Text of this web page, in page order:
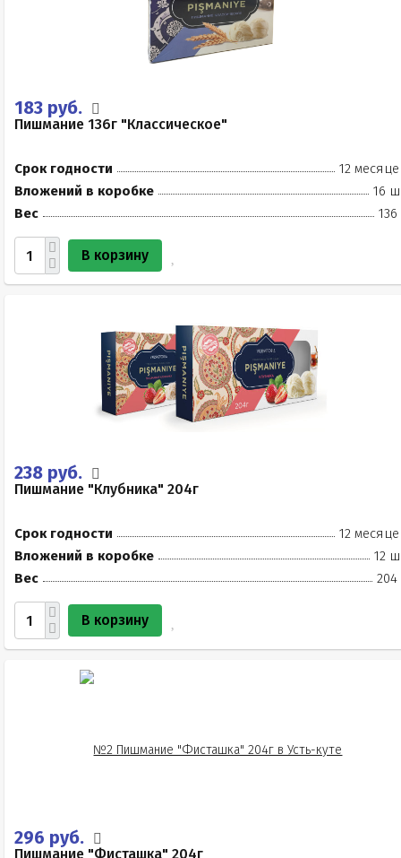
183 руб.
Пишмание 136г "Классическое"
Срок годности
12
Вложений в коробке
16
Вес
136
В корзину
238 руб.
Пишмание "Клубника" 204г
Срок годности
12
Вложений в коробке
12
Вес
204
В корзину
296 руб.
Пишмание "Фисташка" 204г